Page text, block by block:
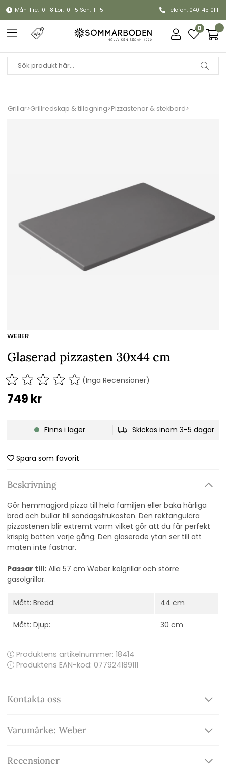
Mån-Fre: 10-18 Lör: 10-15 Sön: 11-15 Telefon: 040-45 01 11
0
Grillar>Grillredskap & tillagning>Pizzastenar & stekbord>
WEBER
Glaserad pizzasten 30x44 cm
(Inga Recensioner)
749 kr
Finns i lager Skickas inom 3-5 dagar
Spara som favorit
Beskrivning
Gör hemmagjord pizza till hela familjen eller baka härliga
bröd och bullar till söndagsfrukosten. Den rektangulära
pizzastenen blir extremt varm vilket gör att du får perfekt
krispig botten varje gång. Den glaserade ytan ser till att
maten inte fastnar.
Passar till: Alla 57 cm Weber kolgrillar och större
gasolgrillar.
Mått: Bredd: 44 cm
Mått: Djup: 30 cm
Produktens artikelnummer: 18414
Produktens EAN-kod: 077924189111
Kontakta oss
Varumärke: Weber
Recensioner